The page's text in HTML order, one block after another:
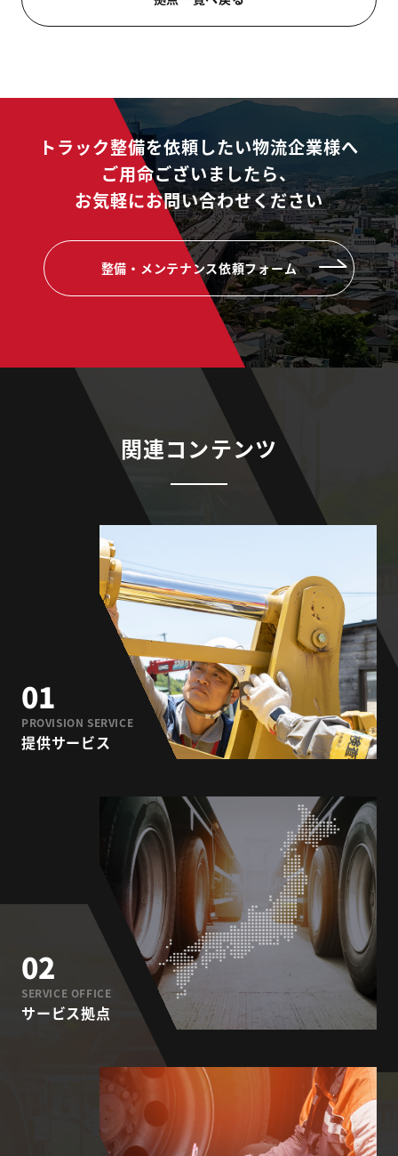
トラック整備を依頼したい物流企業様へ
ご用命ございましたら、
お気軽にお問い合わせください
整備・メンテナンス依頼フォーム
関連コンテンツ
01
PROVISION SERVICE
提供サービス
02
SERVICE OFFICE
サービス拠点